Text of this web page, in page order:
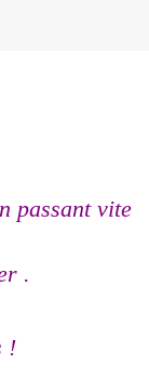
passant vite
.
!